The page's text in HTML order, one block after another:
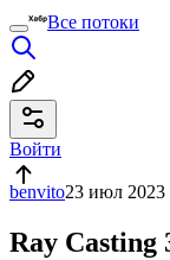
Все потоки
Войти
benvito23 июл 2023
Ray Casting